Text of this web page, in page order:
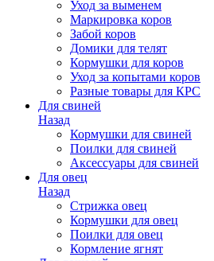
Уход за выменем
Маркировка коров
Забой коров
Домики для телят
Кормушки для коров
Уход за копытами коров
Разные товары для КРС
Для свиней
Назад
Кормушки для свиней
Поилки для свиней
Аксессуары для свиней
Для овец
Назад
Стрижка овец
Кормушки для овец
Поилки для овец
Кормление ягнят